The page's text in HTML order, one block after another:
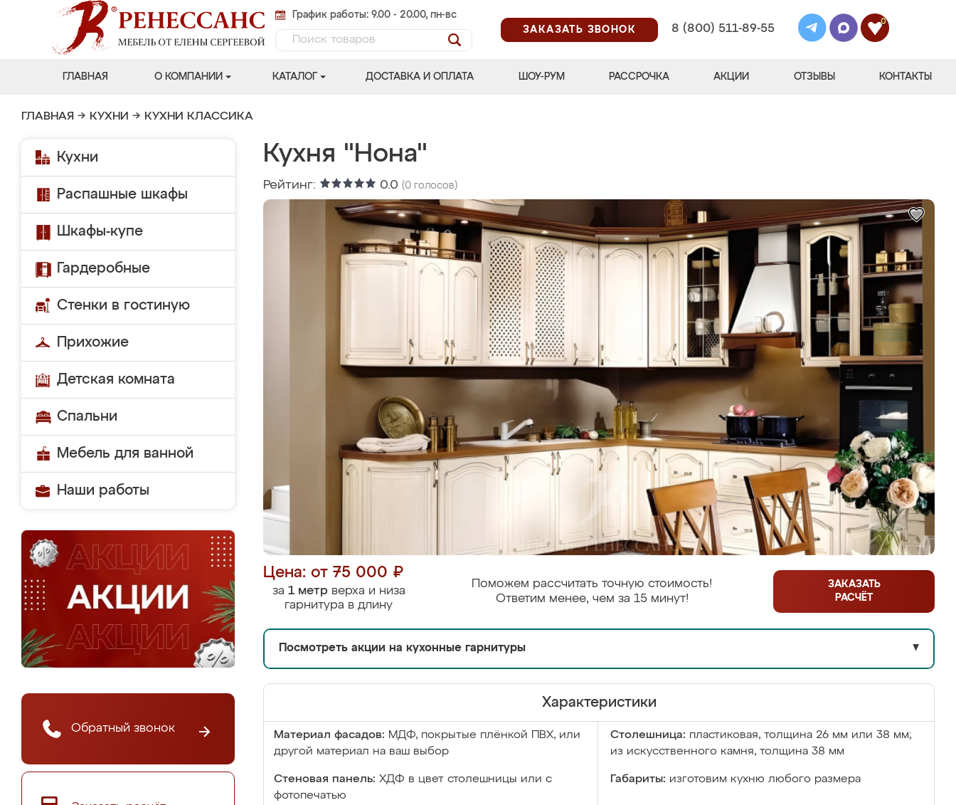
График работы: 9.00 - 20.00, пн-вс
ЗАКАЗАТЬ ЗВОНОК
8 (800) 511-89-55
0
ГЛАВНАЯ О КОМПАНИИ КАТАЛОГ ДОСТАВКА И ОПЛАТА ШОУ-РУМ РАССРОЧКА АКЦИИ ОТЗЫВЫ КОНТАКТЫ
ГЛАВНАЯ → КУХНИ → КУХНИ КЛАССИКА
Кухни
Распашные шкафы
Шкафы-купе
Гардеробные
Стенки в гостиную
Прихожие
Детская комната
Спальни
Мебель для ванной
Наши работы
Обратный звонок
Кухня "Нона"
Рейтинг: 0.0 (0 голосов)
Цена: от 75 000 ₽
за 1 метрверха и низа
гарнитура в длину
Поможем рассчитать точную стоимость!
Ответим менее, чем за 15 минут!
ЗАКАЗАТЬ
РАСЧЁТ
Посмотреть акции на кухонные гарнитуры ▼
Характеристики
Материал фасадов: МДФ, покрытые плёнкой ПВХ, или
другой материал на ваш выбор
Столешница: пластиковая, толщина 26 мм или 38 мм;
из искусственного камня, толщина 38 мм
Стеновая панель: ХДФ в цвет столешницы или с
фотопечатью
Габариты: изготовим кухню любого размера